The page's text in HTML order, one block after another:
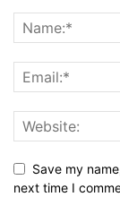
Save my
next time I